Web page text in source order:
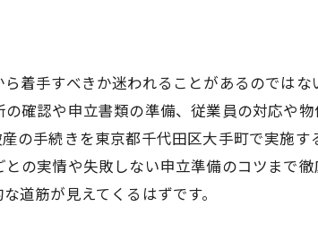
着手すべきか迷われることがあるのではな
確認や申立書類の準備、従業員の対応や物
の手続きを東京都千代田区大手町で実施す
の実情や失敗しない申立準備のコツまで
道筋が見えてくるはずです。